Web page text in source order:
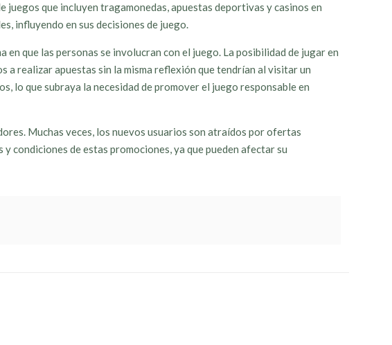
juegos que incluyen tragamonedas, apuestas deportivas y casinos en
influyendo en sus decisiones de juego.
que las personas se involucran con el juego. La posibilidad de jugar en
a realizar apuestas sin la misma reflexión que tendrían al visitar un
lo que subraya la necesidad de promover el juego responsable en
Muchas veces, los nuevos usuarios son atraídos por ofertas
condiciones de estas promociones, ya que pueden afectar su